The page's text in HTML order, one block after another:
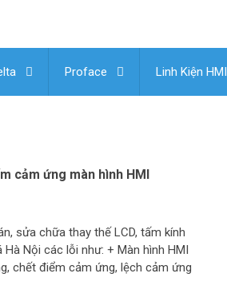
Proface Linh Kiện HMI
cảm ứng màn hình HMI
sửa chữa thay thế LCD, tấm kính
Nội các lỗi như: + Màn hình HMI
chết điểm cảm ứng, lệch cảm ứng